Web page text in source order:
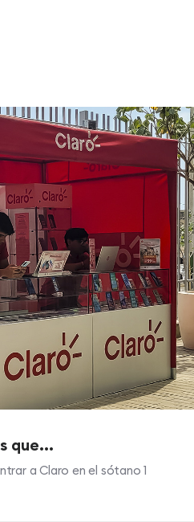
que...
a Claro en el sótano 1